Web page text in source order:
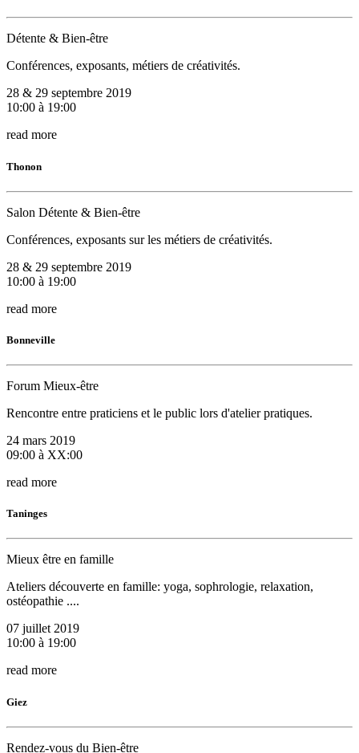
Détente & Bien-être
Conférences, exposants, métiers de créativités.
28 & 29 septembre 2019
10:00 à 19:00
read more
Thonon
Salon Détente & Bien-être
Conférences, exposants sur les métiers de créativités.
28 & 29 septembre 2019
10:00 à 19:00
read more
Bonneville
Forum Mieux-être
Rencontre entre praticiens et le public lors d'atelier pratiques.
24 mars 2019
09:00 à XX:00
read more
Taninges
Mieux être en famille
Ateliers découverte en famille: yoga, sophrologie, relaxation,
ostéopathie ....
07 juillet 2019
10:00 à 19:00
read more
Giez
Rendez-vous du Bien-être